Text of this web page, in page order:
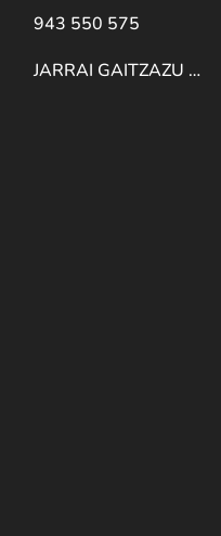
943 550 575
JARRAI GAITZAZU …